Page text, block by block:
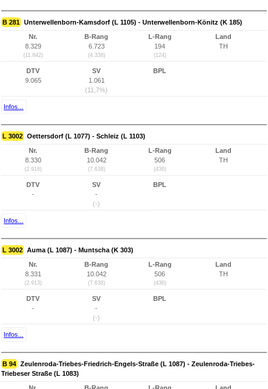
B 281 Unterwellenborn-Kamsdorf (L 1105) - Unterwellenborn-Könitz (K 185)
Nr.
8.329
(11.842)
B-Rang
6.723
(4.338)
L-Rang
194
(124)
Land
TH
DTV
9.065
SV
1.061
(11,7%)
BPL
Infos...
L 3002 Oettersdorf (L 1077) - Schleiz (L 1103)
Nr.
8.330
(2.916)
B-Rang
10.042
(7.638)
L-Rang
506
(436)
Land
TH
DTV
-
SV
-
(-)
BPL
Infos...
L 3002 Auma (L 1087) - Muntscha (K 303)
Nr.
8.331
(2.913)
B-Rang
10.042
(7.638)
L-Rang
506
(436)
Land
TH
DTV
-
SV
-
(-)
BPL
Infos...
B 94 Zeulenroda-Triebes-Friedrich-Engels-Straße (L 1087) - Zeulenroda-Triebes-
Triebeser Straße (L 1083)